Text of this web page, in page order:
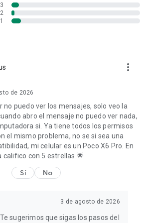
más información:
googleworkspace
googleworkspace
@googleworkspace
3
2
1
more_vert
de 2026
no puedo ver los mensajes, solo veo la
abro el mensaje no puedo ver nada,
si. Ya tiene todos los permisos
el mismo problema, no se si sea una
mi celular es un Poco X6 Pro. En
califico con 5 estrellas 🌟
Sí No
3 de agosto de 2026
Te sugerimos que sigas los pasos del